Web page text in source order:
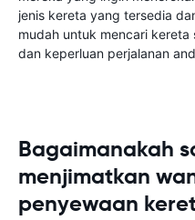
jenis kereta yang tersedia
mudah untuk mencari
dan keperluan perjalanan
Bagaimanakah
menjimatkan
penyewaan